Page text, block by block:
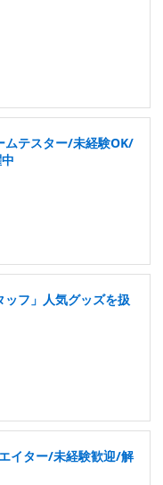
ムテスター/未経験OK/
ッフ」人気グッズを扱
イター/未経験歓迎/解